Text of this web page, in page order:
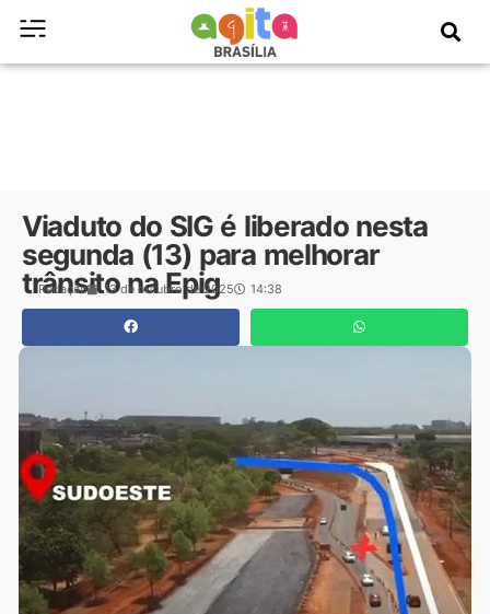
Viaduto do SIG é liberado nesta
segunda (13) para melhorar
trânsito na Epig
Redação 13 de outubro de 2025 14:38